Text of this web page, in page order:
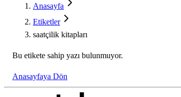
Anasayfa
Etiketler
saatçilik kitapları
Bu etikete sahip yazı bulunmuyor.
Anasayfaya Dön